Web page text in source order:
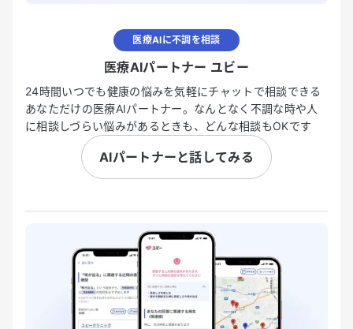
医療AIに不調を相談
医療AIパートナー ユビー
24時間いつでも健康の悩みを気軽にチャットで相談できる
あなただけの医療AIパートナー。なんとなく不調な時や人
に相談しづらい悩みがあるときも、どんな相談もOKです
AIパートナーと話してみる